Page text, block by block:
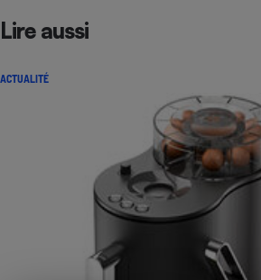
Lire aussi
ACTUALITÉ